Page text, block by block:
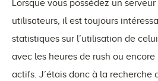
Lorsque vous possédez un
utilisateurs, il est toujours
statistiques sur l’utilisation de
avec les heures de rush ou
actifs. J’étais donc à la recherche